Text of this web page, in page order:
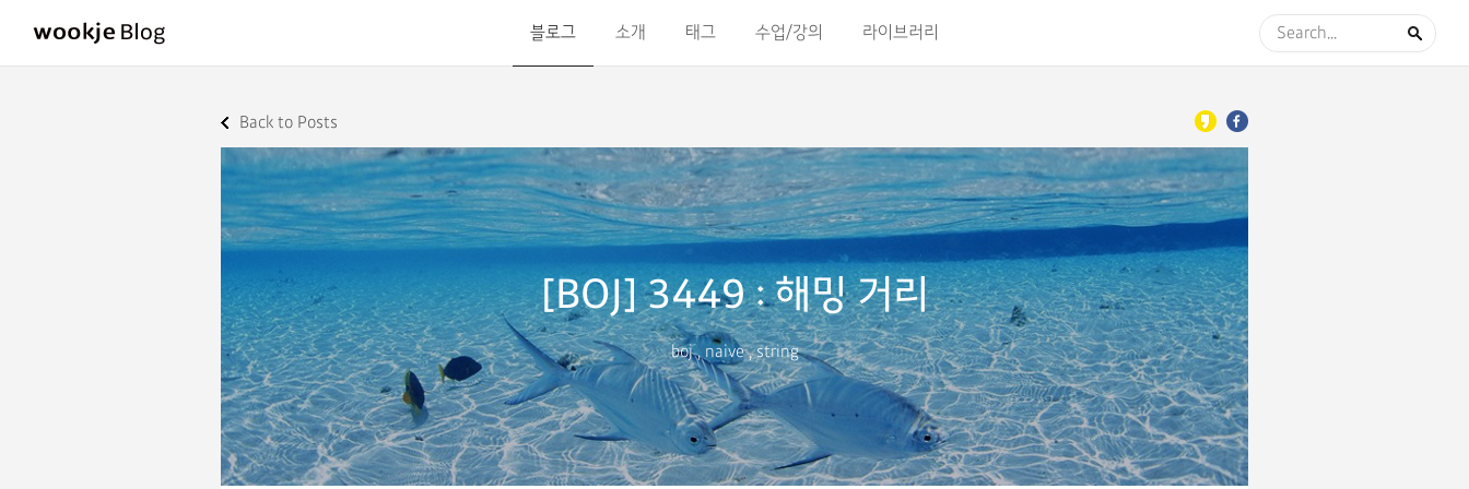
블로그 소개 태그 수업/강의 라이브러리
Back to Posts
[BOJ] 3449 : 해밍 거리
boj, naive,string